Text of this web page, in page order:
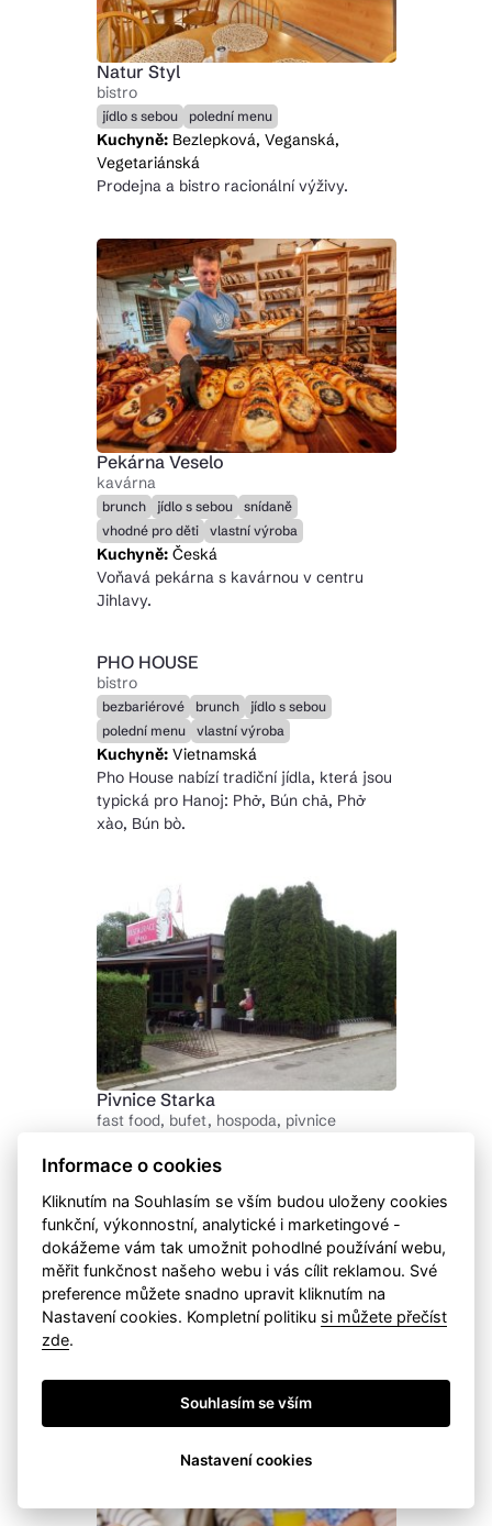
Natur Styl
bistro
jídlo s sebou polední menu
Kuchyně:Bezlepková, Veganská,
Vegetariánská
Prodejna a bistro racionální výživy.
Pekárna Veselo
kavárna
brunch jídlo s sebou
snídaně
vhodné pro děti
vlastní výroba
Kuchyně:Česká
Voňavá pekárna s kavárnou v centru
Jihlavy.
PHO HOUSE
bistro
bezbariérové brunch
jídlo s sebou
polední menu
vlastní výroba
Kuchyně:Vietnamská
Pho House nabízí tradiční jídla, která jsou
typická pro Hanoj: Phở, Bún chả, Phở
xào, Bún bò.
Pivnice Starka
fast food, bufet, hospoda, pivnice
vhodné pro děti
zahrádka
Kuchyně: Česká
Přijďte posedět a pobavit se do příjemné
Pivnice Starka.
Pivovarská restaurace
hospoda, pivnice, restaurace
Restaurace v Pivovaru Ježek s velkou
Informace o cookies
Kliknutím na Souhlasím se vším budou uloženy cookies
funkční, výkonnostní, analytické i marketingové -
dokážeme vám tak umožnit pohodlné používání webu,
měřit funkčnost našeho webu i vás cílit reklamou. Své
preference můžete snadno upravit kliknutím na
Nastavení cookies. Kompletní politiku si můžete přečíst
zde.
Souhlasím se vším
Nastavení cookies